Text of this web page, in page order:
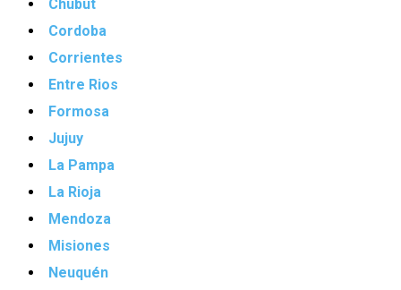
Chubut
Cordoba
Corrientes
Entre Rios
Formosa
Jujuy
La Pampa
La Rioja
Mendoza
Misiones
Neuquén